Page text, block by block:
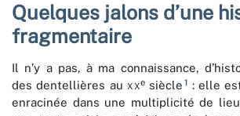
Quelques jalons d’une
fragmentaire
Il n’y a pas, à ma connaissance,
des dentellières au xxe siècle 1 : elle
enracinée dans une multiplicité de